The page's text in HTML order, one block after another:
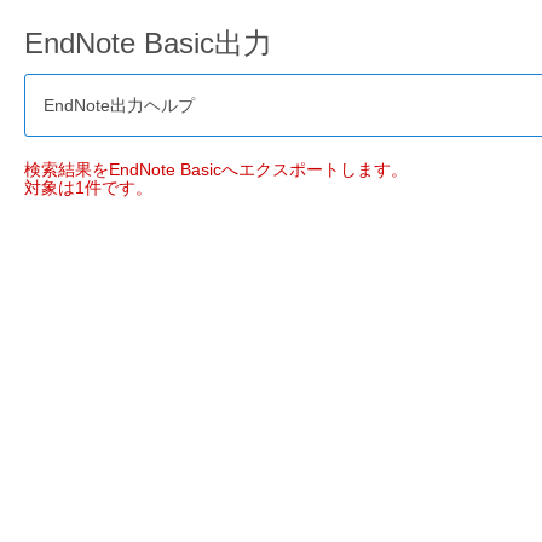
EndNote Basic出力
EndNote出力ヘルプ
検索結果をEndNote Basicへエクスポートします。
対象は1件です。